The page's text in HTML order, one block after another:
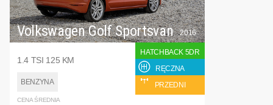
Volkswagen Golf Sportsvan
1.4 TSI 125 KM
BENZYNA
2016
HATCHBACK 5DR
RĘCZNA
PRZEDNI
CENA ŚREDNIA